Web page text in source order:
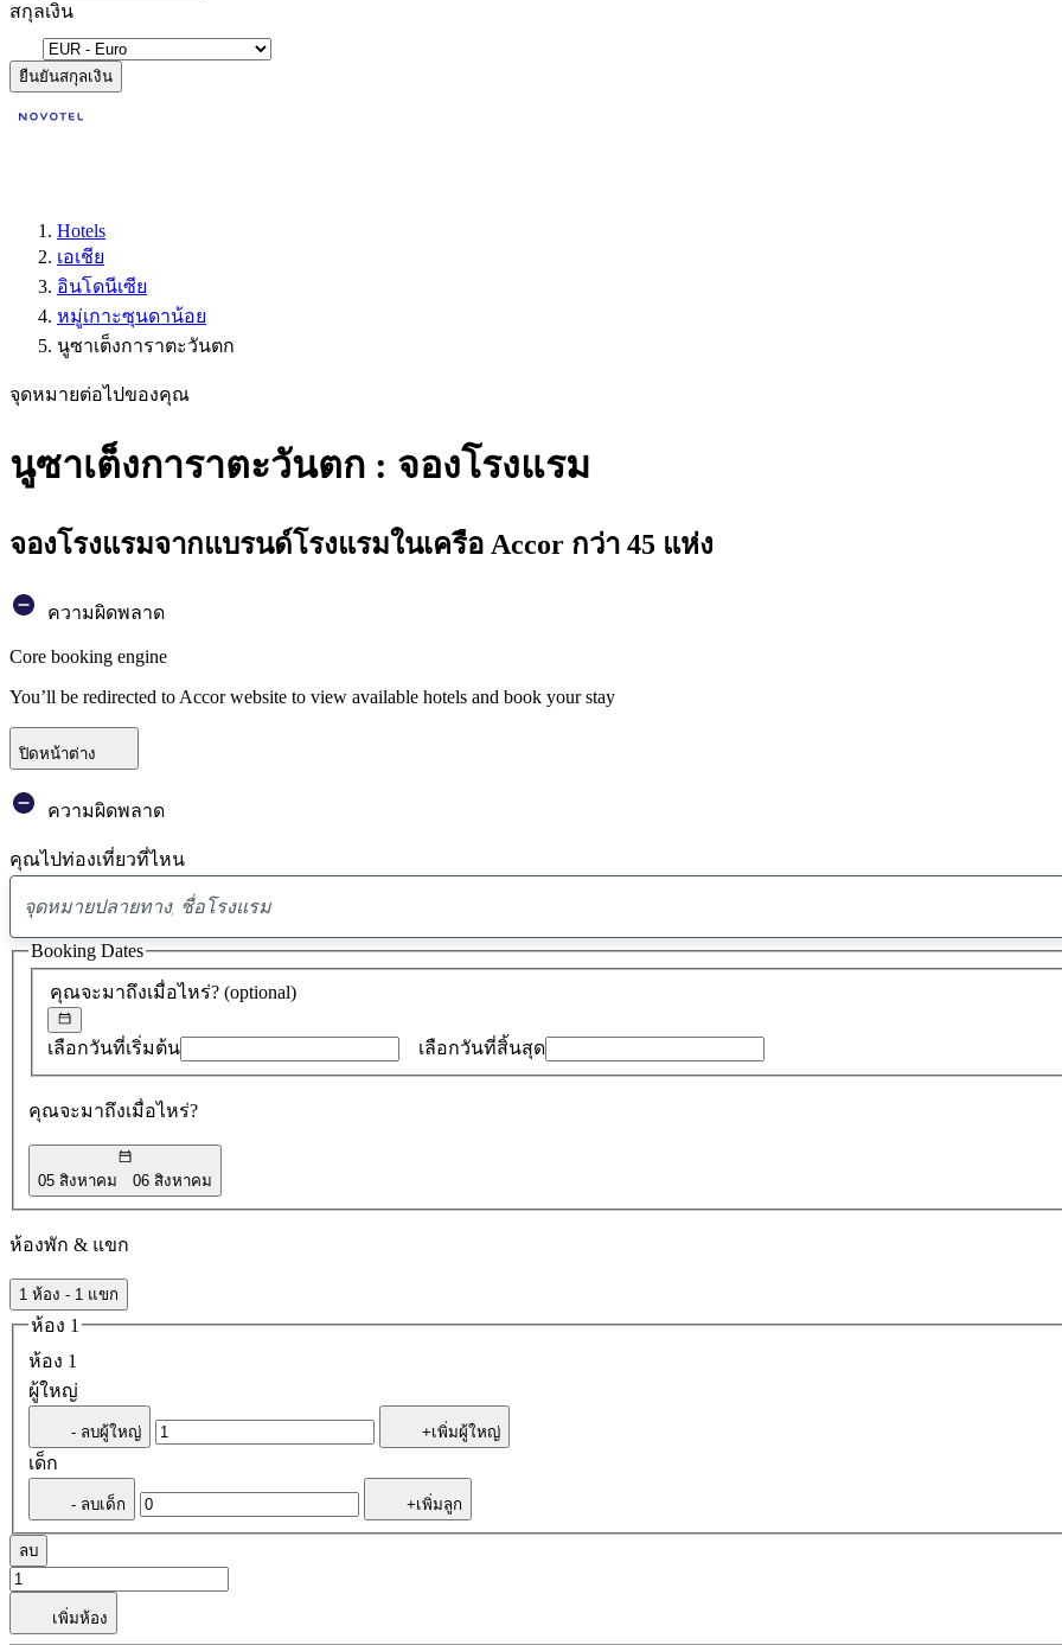
สกุลเงิน
ยืนยันสกุลเงิน
Hotels
เอเชีย
อินโดนีเซีย
หมู่เกาะซุนดาน้อย
นูซาเต็งการาตะวันตก
จุดหมายต่อไปของคุณ
นูซาเต็งการาตะวันตก : จองโรงแรม
จองโรงแรมจากแบรนด์โรงแรมในเครือ Accor กว่า 45 แห่ง
ความผิดพลาด
Core booking engine
You’ll be redirected to Accor website to view available hotels and book your stay
ปิดหน้าต่าง
ความผิดพลาด
คุณไปท่องเที่ยวที่ไหน
ข้อ
เสนอ
คุณจะมาถึงเมื่อไหร่? (optional)
เลือกวันที่เริ่มต้น เลือกวันที่สิ้นสุด
คุณจะมาถึงเมื่อไหร่?
05 สิงหาคม 06 สิงหาคม
Booking Dates
ห้องพัก & แขก
1 ห้อง - 1 แขก
ห้อง 1
ห้อง 1
ผู้ใหญ่
- ลบผู้ใหญ่ +เพิ่มผู้ใหญ่
เด็ก
- ลบเด็ก +เพิ่มลูก
ลบ
เพิ่มห้อง